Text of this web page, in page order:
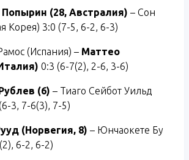
(28, Австралия) – Сон
Корея) 3:0 (7-5, 6-2, 6-3)
(Испания) – Маттео
0:3 (6-7(2), 2-6, 3-6)
(6) – Тиаго Сейбот Уильд
3, 7-6(3), 7-5)
(Норвегия, 8) – Юнчаокете Бу
6-2, 6-2)